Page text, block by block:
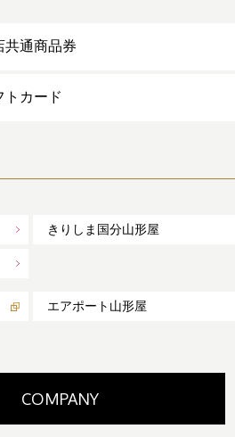
共通商品券
トカード
きりしま国分山形屋
エアポート山形屋
COMPANY